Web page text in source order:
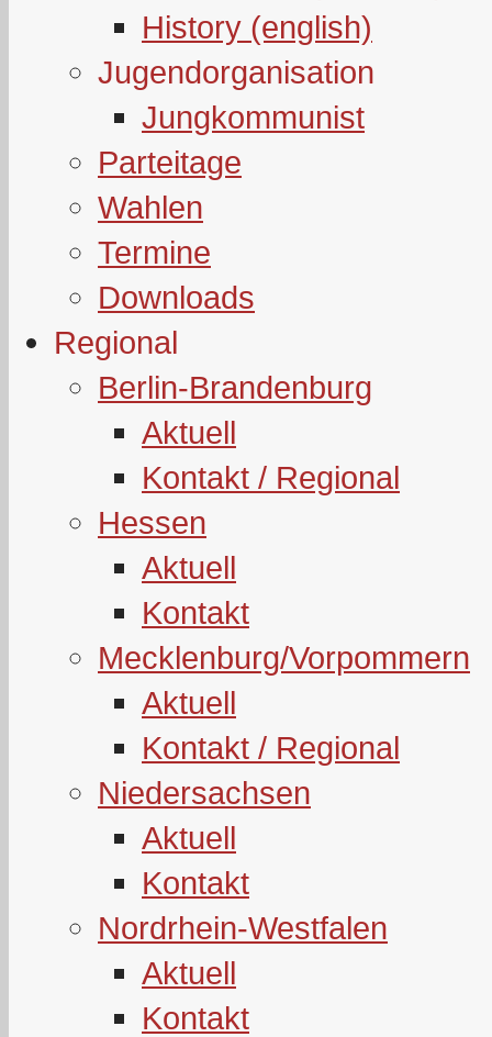
History (english)
Jugendorganisation
Jungkommunist
Parteitage
Wahlen
Termine
Downloads
Regional
Berlin-Brandenburg
Aktuell
Kontakt / Regional
Hessen
Aktuell
Kontakt
Mecklenburg/Vorpommern
Aktuell
Kontakt / Regional
Niedersachsen
Aktuell
Kontakt
Nordrhein-Westfalen
Aktuell
Kontakt